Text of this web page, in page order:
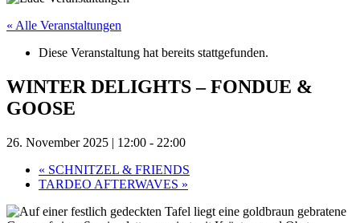
« Alle Veranstaltungen
Diese Veranstaltung hat bereits stattgefunden.
WINTER DELIGHTS – FONDUE &
GOOSE
26. November 2025 | 12:00 - 22:00
« SCHNITZEL & FRIENDS
TARDEO AFTERWAVES »